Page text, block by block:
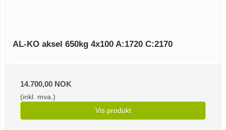
AL-KO aksel 650kg 4x100 A:1720 C:2170
14.700,00 NOK
(inkl. mva.)
Vis produkt